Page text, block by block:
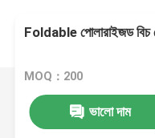
Foldable পোলারাইজড বিচ
MOQ：200
ভালো দাম